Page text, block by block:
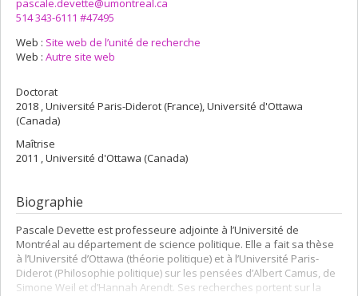
pascale.devette@umontreal.ca
514 343-6111 #47495
Web : Site web de l’unité de recherche
Web : Autre site web
Doctorat
2018 , Université Paris-Diderot (France), Université d'Ottawa
(Canada)
Maîtrise
2011 , Université d'Ottawa (Canada)
Biographie
Pascale Devette est professeure adjointe à l’Université de
Montréal au département de science politique. Elle a fait sa thèse
à l’Université d’Ottawa (théorie politique) et à l’Université Paris-
Diderot (Philosophie politique) sur les pensées d’Albert Camus, de
Simone Weil et d’Hannah Arendt. Ses recherches portent sur la